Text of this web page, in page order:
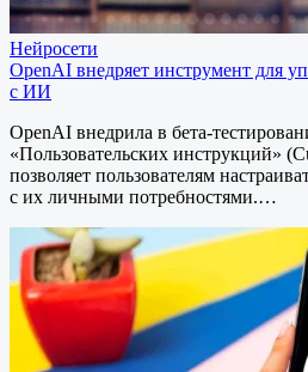
Нейросети
OpenAI внедряет инструмент для
с ИИ
OpenAI внедрила в бета-
«Пользовательских инструкций»
позволяет пользователям
с их личными потребностями.…